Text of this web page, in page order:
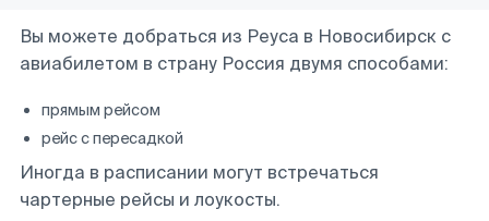
Вы можете добраться из Реуса в Новосибирск с
авиабилетом в страну Россия двумя способами:
прямым рейсом
рейс с пересадкой
Иногда в расписании могут встречаться
чартерные рейсы и лоукосты.